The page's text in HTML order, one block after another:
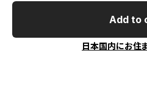
Add to
日本国内にお住